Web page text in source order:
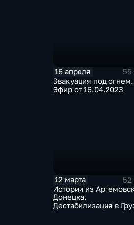
16 апреля
55
Эвакуация под огнем.
Эфир от 16.04.2023
12 марта
52
Истории из
Донецка.
Дестабилизация в